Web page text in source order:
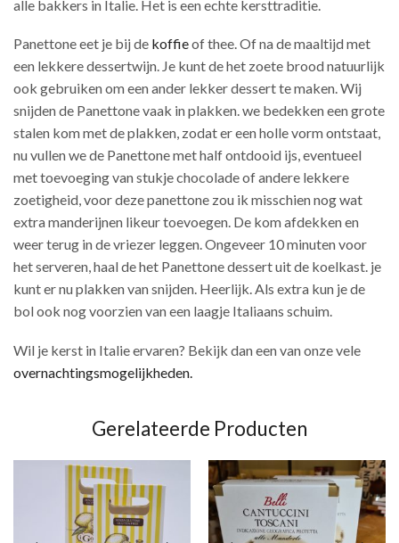
alle bakkers in Italie. Het is een echte kersttraditie.
Panettone eet je bij de koffieof thee. Of na de maaltijd met
een lekkere dessertwijn. Je kunt de het zoete brood natuurlijk
ook gebruiken om een ander lekker dessert te maken. Wij
snijden de Panettone vaak in plakken. we bedekken een grote
stalen kom met de plakken, zodat er een holle vorm ontstaat,
nu vullen we de Panettone met half ontdooid ijs, eventueel
met toevoeging van stukje chocolade of andere lekkere
zoetigheid, voor deze panettone zou ik misschien nog wat
extra manderijnen likeur toevoegen. De kom afdekken en
weer terug in de vriezer leggen. Ongeveer 10 minuten voor
het serveren, haal de het Panettone dessert uit de koelkast. je
kunt er nu plakken van snijden. Heerlijk. Als extra kun je de
bol ook nog voorzien van een laagje Italiaans schuim.
Wil je kerst in Italie ervaren? Bekijk dan een van onze vele
overnachtingsmogelijkheden.
Gerelateerde Producten